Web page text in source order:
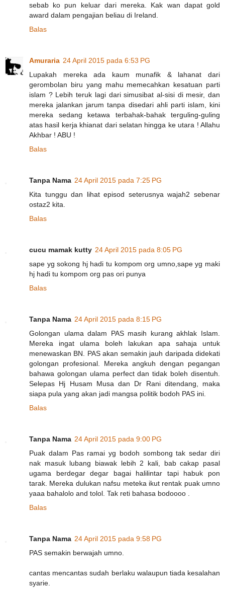
sebab ko pun keluar dari mereka. Kak wan dapat gold
award dalam pengajian beliau di Ireland.
Balas
Amuraria 24 April 2015 pada 6:53 PG
Lupakah mereka ada kaum munafik & lahanat dari
gerombolan biru yang mahu memecahkan kesatuan parti
islam ? Lebih teruk lagi dari simusibat al-sisi di mesir, dan
mereka jalankan jarum tanpa disedari ahli parti islam, kini
mereka sedang ketawa terbahak-bahak terguling-guling
atas hasil kerja khianat dari selatan hingga ke utara ! Allahu
Akhbar ! ABU !
Balas
Tanpa Nama 24 April 2015 pada 7:25 PG
Kita tunggu dan lihat episod seterusnya wajah2 sebenar
ostaz2 kita.
Balas
cucu mamak kutty 24 April 2015 pada 8:05 PG
sape yg sokong hj hadi tu kompom org umno,sape yg maki
hj hadi tu kompom org pas ori punya
Balas
Tanpa Nama 24 April 2015 pada 8:15 PG
Golongan ulama dalam PAS masih kurang akhlak Islam.
Mereka ingat ulama boleh lakukan apa sahaja untuk
menewaskan BN. PAS akan semakin jauh daripada didekati
golongan profesional. Mereka angkuh dengan pegangan
bahawa golongan ulama perfect dan tidak boleh disentuh.
Selepas Hj Husam Musa dan Dr Rani ditendang, maka
siapa pula yang akan jadi mangsa politik bodoh PAS ini.
Balas
Tanpa Nama 24 April 2015 pada 9:00 PG
Puak dalam Pas ramai yg bodoh sombong tak sedar diri
nak masuk lubang biawak lebih 2 kali, bab cakap pasal
ugama berdegar degar bagai halilintar tapi habuk pon
tarak. Mereka dulukan nafsu meteka ikut rentak puak umno
yaaa bahalolo and tolol. Tak reti bahasa bodoooo .
Balas
Tanpa Nama 24 April 2015 pada 9:58 PG
PAS semakin berwajah umno.
cantas mencantas sudah berlaku walaupun tiada kesalahan
syarie.